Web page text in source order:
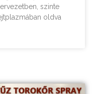
szinte
oldva